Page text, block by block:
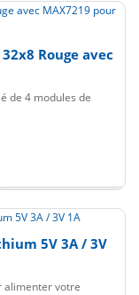
Rouge avec
de 4 modules de
5V 3A / 3V
alimenter votre